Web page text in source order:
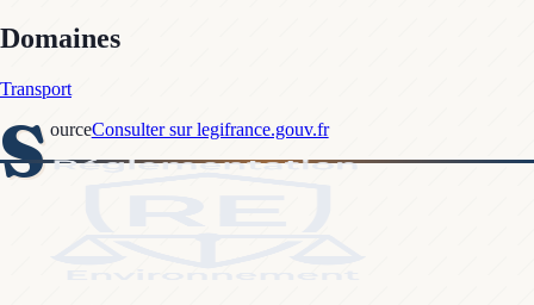
Domaines
Transport
S ourceConsulter sur legifrance.gouv.fr